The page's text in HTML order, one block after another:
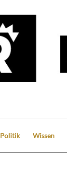
Politik Wissen